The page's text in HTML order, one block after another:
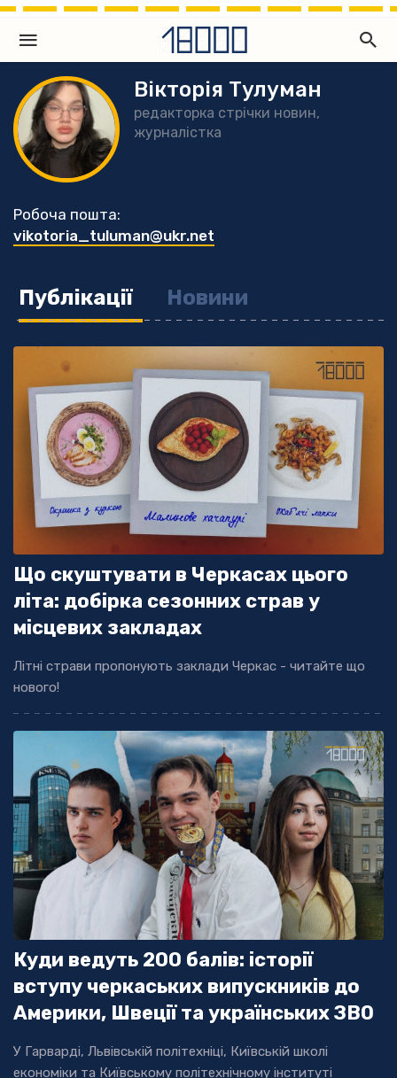
Вікторія Тулуман
редакторка стрічки новин,
журналістка
Робоча пошта:
vikotoria_tuluman@ukr.net
Публікації Новини
Що скуштувати в Черкасах цього
літа: добірка сезонних страв у
місцевих закладах
Літні страви пропонують заклади Черкас - читайте що
нового!
Куди ведуть 200 балів: історії
вступу черкаських випускників до
Америки, Швеції та українських ЗВО
У Гарварді, Львівській політехніці, Київській школі
економіки та Київському політехнічному інституті